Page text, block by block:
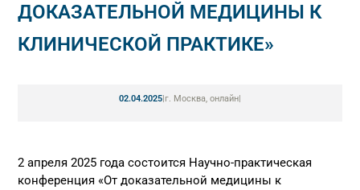
ДОКАЗАТЕЛЬНОЙ МЕДИЦИНЫ К
КЛИНИЧЕСКОЙ ПРАКТИКЕ»
02.04.2025|г. Москва, онлайн|
2 апреля 2025 года состоится Научно-практическая
конференция «От доказательной медицины к